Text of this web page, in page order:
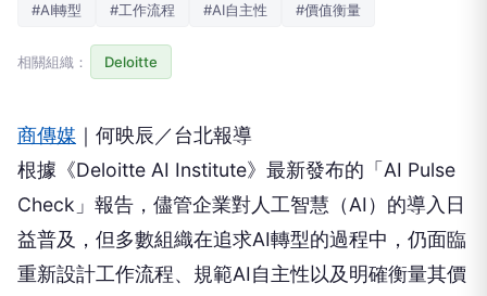
#AI轉型 #工作流程 #AI自主性 #價值衡量
相關組織： Deloitte
商傳媒 ｜何映辰／台北報導
根據《Deloitte AI Institute》最新發布的「AI Pulse
Check」報告，儘管企業對人工智慧（AI）的導入日
益普及，但多數組織在追求AI轉型的過程中，仍面臨
重新設計工作流程、規範AI自主性以及明確衡量其價